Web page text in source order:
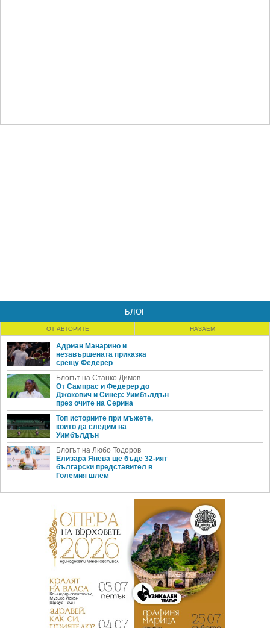
БЛОГ
ОТ АВТОРИТЕ НАЗАЕМ
Адриан Манарино и
незавършената приказка
срещу Федерер
Блогът на Станко Димов
От Сампрас и Федерер до
Джокович и Синер: Уимбълдън
през очите на Серина
Топ историите при мъжете,
които да следим на
Уимбълдън
Блогът на Любо Тодоров
Елизара Янева ще бъде 32-ият
български представител в
Големия шлем